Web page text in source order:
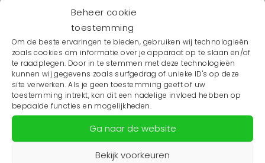
Beheer cookie
toestemming
Om de beste ervaringen te bieden, gebruiken wij technologieën
zoals cookies om informatie over je apparaat op te slaan en/of
te raadplegen. Door in te stemmen met deze technologieën
kunnen wij gegevens zoals surfgedrag of unieke ID's op deze
site verwerken. Als je geen toestemming geeft of uw
toestemming intrekt, kan dit een nadelige invloed hebben op
bepaalde functies en mogelijkheden.
Ga naar de website
Bekijk voorkeuren
Wil je niets missen?
Wil je op de hoogte blijven van het laatste
zorgnieuws in jouw regio? Schrijf je dan in voor
onze nieuwsbrief.